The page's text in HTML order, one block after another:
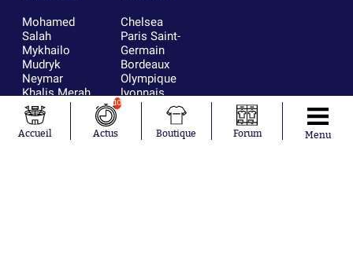
Mohamed
Salah
Mykhailo
Mudryk
Neymar
Khalis Merah
Loïs Openda
Moussa
Niakhaté
Chelsea
Paris Saint-
Germain
Bordeaux
Olympique
lyonnais
FIFA
Real Madrid
RC Strasbourg
Accueil
10
Actus Boutique Forum Menu